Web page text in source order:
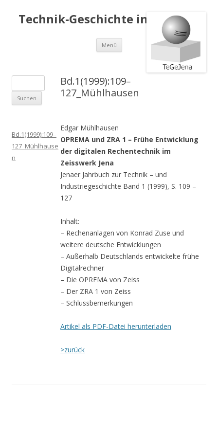
Technik-Geschichte in Jena e.V.
Menü Springe
Inhalt
Bd.1(1999):109–
127_Mühlhausen
Edgar Mühlhausen
OPREMA und ZRA 1 – Frühe Entwicklung
der digitalen Rechentechnik im
Zeisswerk Jena
Jenaer Jahrbuch zur Technik – und
Industriegeschichte Band 1 (1999), S. 109 –
127
Inhalt:
– Rechenanlagen von Konrad Zuse und
weitere deutsche Entwicklungen
– Außerhalb Deutschlands entwickelte frühe
Digitalrechner
– Die OPREMA von Zeiss
– Der ZRA 1 von Zeiss
– Schlussbemerkungen
Artikel als PDF-Datei herunterladen
>zurück
u
c
n
a
c
Bd.1(1999):109–
127_Mühlhause
n